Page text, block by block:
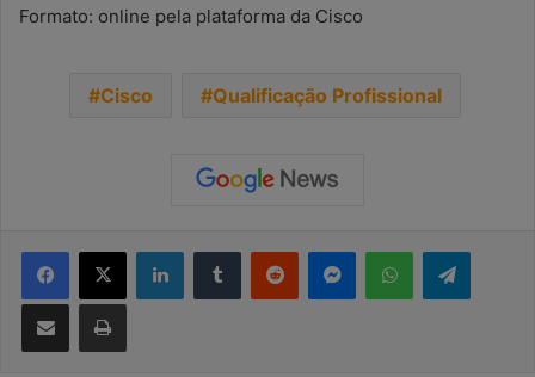
Formato: online pela plataforma da Cisco
Cisco Qualificação Profissional
Facebook
X LinkedinTumblr Reddit MessengerWhatsApp
Compartilhar via e-mail Imprimir